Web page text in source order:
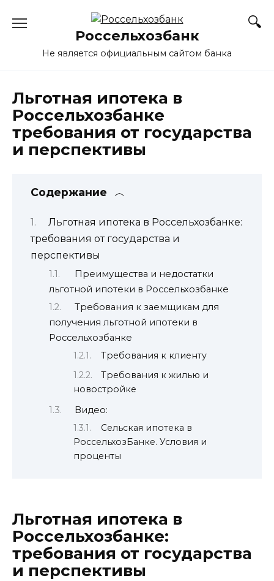
Россельхозбанк
Не является официальным сайтом банка
Льготная ипотека в
Россельхозбанке
требования от государства
и перспективы
Содержание
Льготная ипотека в Россельхозбанке:
требования от государства и
перспективы
Преимущества и недостатки
льготной ипотеки в Россельхозбанке
Требования к заемщикам для
получения льготной ипотеки в
Россельхозбанке
Требования к клиенту
Требования к жилью и
новостройке
Видео:
Сельская ипотека в
РоссельхозБанке. Условия и
проценты
Льготная ипотека в
Россельхозбанке:
требования от государства
и перспективы